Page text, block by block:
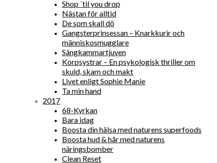
Shop ´til you drop
Nästan för alltid
De som skall dö
Gangsterprinsessan – Knarkkurir och
människosmugglare
Sängkammartjuven
Korpsystrar – En psykologisk thriller om
skuld, skam och makt
Livet enligt Sophie Manie
Ta min hand
2017
68-Kyrkan
Bara idag
Boosta din hälsa med naturens superfoods
Boosta hud & hår med naturens
näringsbomber
Clean Reset